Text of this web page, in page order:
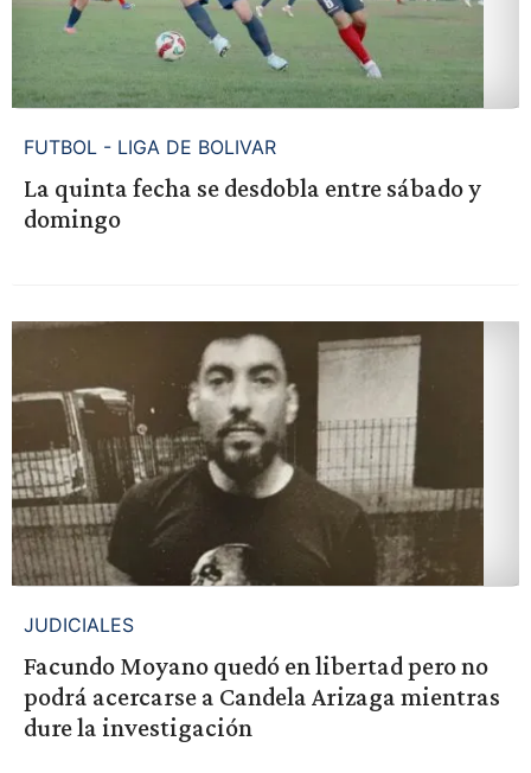
FUTBOL - LIGA DE BOLIVAR
La quinta fecha se desdobla entre sábado y
domingo
JUDICIALES
Facundo Moyano quedó en libertad pero no
podrá acercarse a Candela Arizaga mientras
dure la investigación